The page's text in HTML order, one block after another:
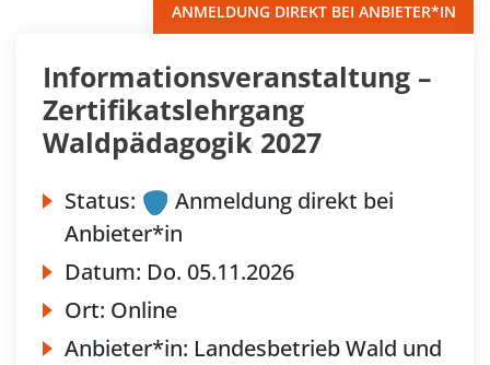
ANMELDUNG DIREKT BEI ANBIETER*IN
Informationsveranstaltung –
Zertifikatslehrgang
Waldpädagogik 2027
Status:
Anmeldung direkt bei
Anbieter*in
Datum: Do. 05.11.2026
Ort: Online
Anbieter*in: Landesbetrieb Wald und